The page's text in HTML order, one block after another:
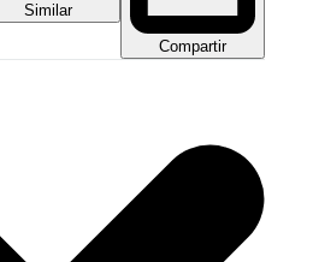
Similar
Compartir